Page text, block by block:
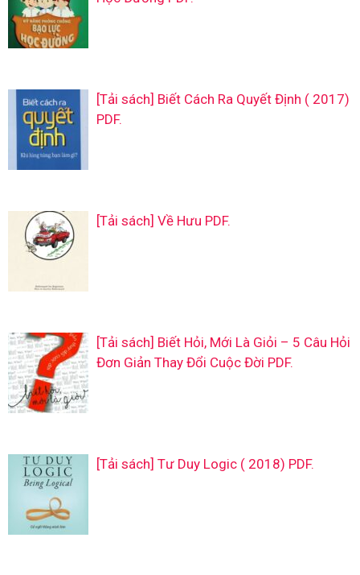
[Tải sách] Biết Cách Ra Quyết Định ( 2017)
PDF.
[Tải sách] Về Hưu PDF.
[Tải sách] Biết Hỏi, Mới Là Giỏi – 5 Câu Hỏi
Đơn Giản Thay Đổi Cuộc Đời PDF.
[Tải sách] Tư Duy Logic ( 2018) PDF.